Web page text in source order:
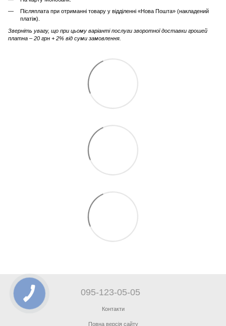
Післяплата при отриманні товару у відділенні «Нова Пошта» (накладений
платіж).
Зверніть увагу, що при цьому варіанті послуги зворотної доставки грошей
платна – 20 грн + 2% від суми замовлення.
095-123-05-05
Контакти
Повна версія сайту